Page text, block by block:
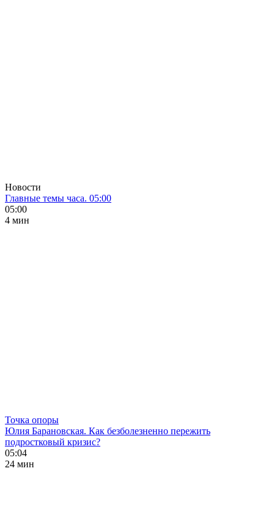
Новости
Главные темы часа. 05:00
05:00
4 мин
Точка опоры
Юлия Барановская. Как безболезненно пережить
подростковый кризис?
05:04
24 мин